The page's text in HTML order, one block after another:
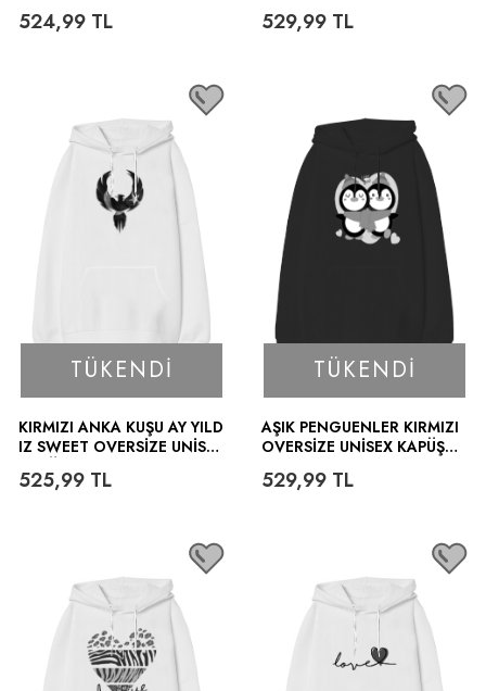
524,99 TL 529,99 TL
TÜKENDI
KIRMIZI ANKA KUŞU AY YILD
IZ SWEET OVERSIZE UNISEX
525,99 TL
TÜKENDI
AŞIK PENGUENLER KIRMIZI
OVERSIZE UNISEX KAPÜŞO
529,99 TL